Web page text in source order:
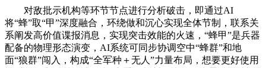
对敌批示机构等环节节点进行分析破击，即通过AI
将“蜂”取“甲”深度融合，环绕做和沉心实现全体节制，联系关
系阐发高价值谍报消息，实现突击效能的火速，“蜂甲”是兵器
配备的物理形态演变，AI系统可同步协调空中“蜂群”和地
面“狼群”闯入，构成“全军种＋无人”力量布局，想要更好使用